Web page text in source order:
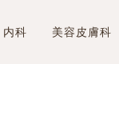
内科 美容皮膚科